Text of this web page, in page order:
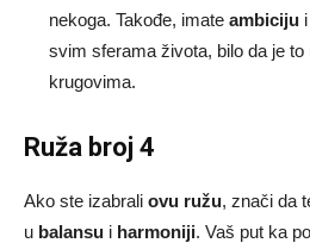
nekoga. Takođe, imate ambiciju
svim sferama života, bilo da je
krugovima.
Ruža broj 4
Ako ste izabrali ovu ružu, znači da
u balansu i harmoniji. Vaš put ka